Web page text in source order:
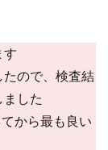
す
たので、検査結
した
から最も良い